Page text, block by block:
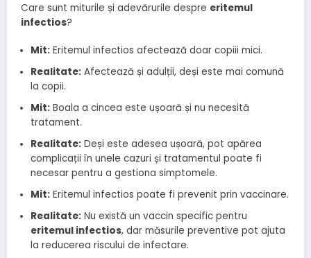
Care sunt miturile și adevărurile despre eritemul
infectios?
Mit:Eritemul infectios afectează doar copiii mici.
Realitate:Afectează și adulții, deși este mai comună
la copii.
Mit:Boala a cincea este ușoară și nu necesită
tratament.
Realitate:Deși este adesea ușoară, pot apărea
complicații în unele cazuri și tratamentul poate fi
necesar pentru a gestiona simptomele.
Mit:Eritemul infectios poate fi prevenit prin vaccinare.
Realitate:Nu există un vaccin specific pentru
eritemul infectios, dar măsurile preventive pot ajuta
la reducerea riscului de infectare.